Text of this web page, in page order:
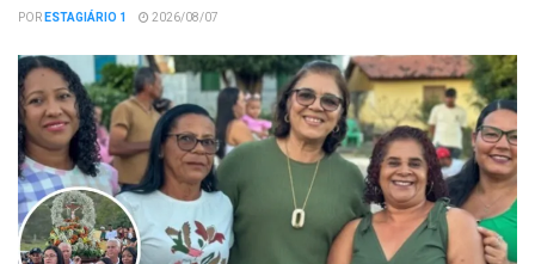
PORESTAGIÁRIO 1 2026/08/07